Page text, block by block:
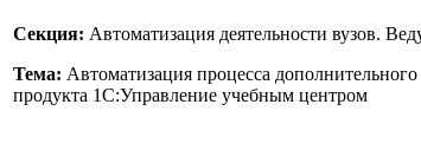
Секция: Автоматизация деятельности вузов.
Тема: Автоматизация процесса
продукта 1С:Управление учебным центром